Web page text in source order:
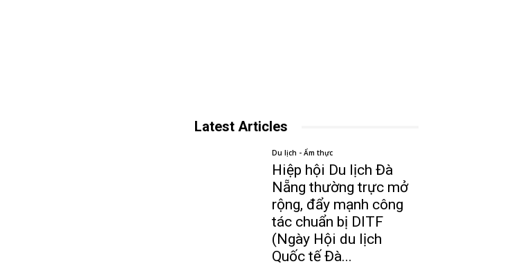
Latest Articles
Du lịch - Ẩm thực
Hiệp hội Du lịch Đà
Nẵng thường trực mở
rộng, đẩy mạnh công
tác chuẩn bị DITF
(Ngày Hội du lịch
Quốc tế Đà...